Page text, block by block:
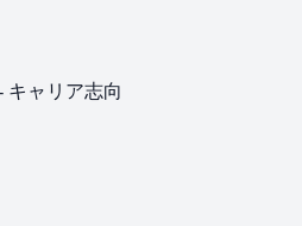
キャリア志向